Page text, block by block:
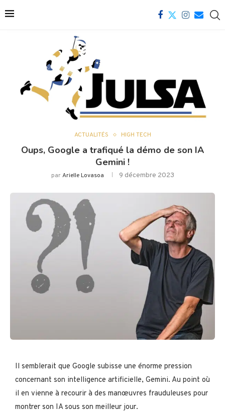
ACTUALITÉS HIGH TECH
Oups, Google a trafiqué la démo de son IA
Gemini !
parArielle Lovasoa 9 décembre 2023
Il semblerait que Google subisse une énorme pression
concernant son intelligence artificielle, Gemini. Au point où
il en vienne à recourir à des manœuvres frauduleuses pour
montrer son IA sous son meilleur jour.